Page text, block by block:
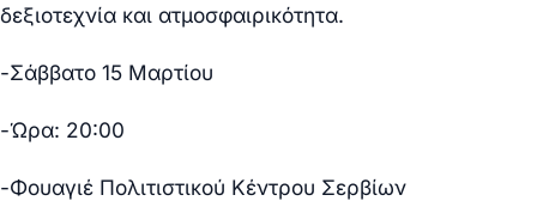
δεξιοτεχνία και ατμοσφαιρικότητα.
-Σάββατο 15 Μαρτίου
-Ώρα: 20:00
-Φουαγιέ Πολιτιστικού Κέντρου Σερβίων